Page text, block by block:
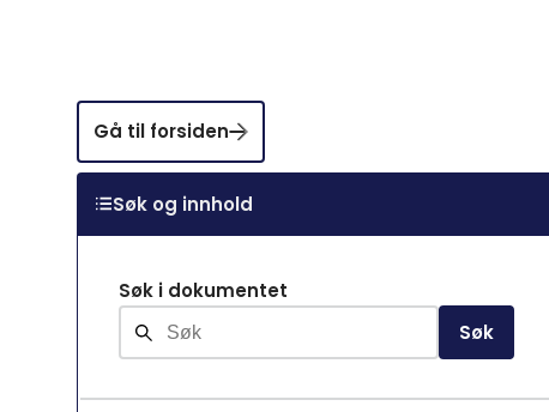
Gå til forsiden
Søk og innhold
Søk i dokumentet
Søk